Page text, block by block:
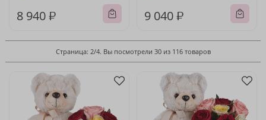
8 940 ₽ 9 040 ₽
Страница: 2/4. Вы посмотрели 30 из 116 товаров